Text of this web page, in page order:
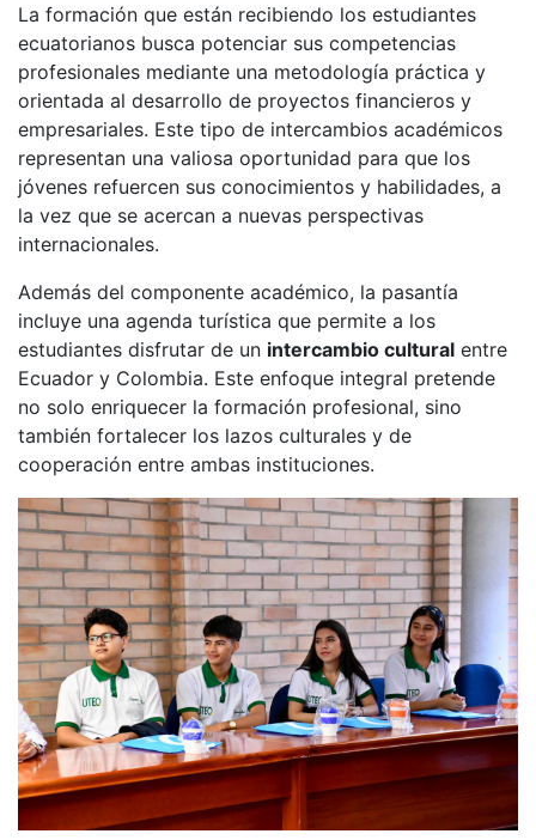
La formación que están recibiendo los estudiantes
ecuatorianos busca potenciar sus competencias
profesionales mediante una metodología práctica y
orientada al desarrollo de proyectos financieros y
empresariales. Este tipo de intercambios académicos
representan una valiosa oportunidad para que los
jóvenes refuercen sus conocimientos y habilidades, a
la vez que se acercan a nuevas perspectivas
internacionales.
Además del componente académico, la pasantía
incluye una agenda turística que permite a los
estudiantes disfrutar de un intercambio cultural entre
Ecuador y Colombia. Este enfoque integral pretende
no solo enriquecer la formación profesional, sino
también fortalecer los lazos culturales y de
cooperación entre ambas instituciones.